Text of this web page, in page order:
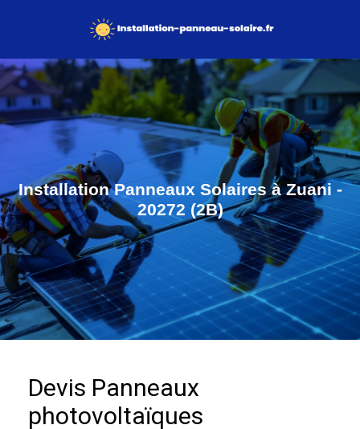
Installation Panneaux Solaires à Zuani -
20272 (2B)
Devis Panneaux
photovoltaïques